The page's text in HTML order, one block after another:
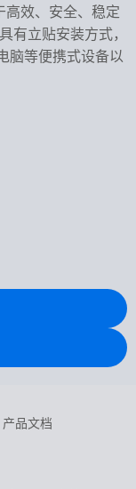
效、安全、稳定
有立贴安装方式，
脑等便携式设备以
产品文档